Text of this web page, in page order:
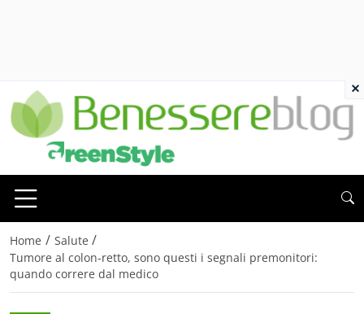
Home / Salute /
Tumore al colon-retto, sono questi i segnali premonitori:
quando correre dal medico
×